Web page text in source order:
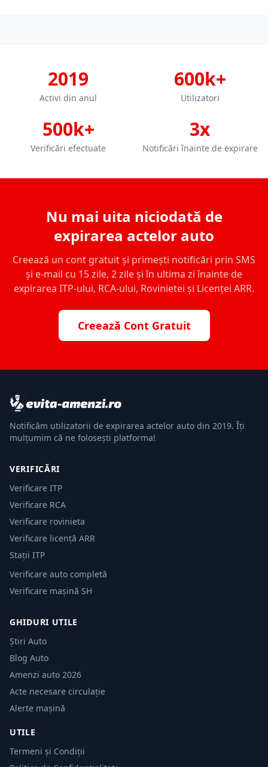
2019
Activi din anul
600k+
Utilizatori
500k+
Verificări efectuate
3x
Notificări înainte de expirare
Nu mai uita niciodată de
expirarea actelor auto
Creează un cont gratuit și primești notificări prin SMS
și e-mail cu 15 zile, 2 zile și în ultima zi înainte de
expirarea ITP-ului, RCA-ului, Rovinietei și Licenței ARR.
Creează Cont Gratuit
Notificăm utilizatorii de expirarea actelor auto din 2019. Îți
mulțumim că ne folosești platforma!
VERIFICĂRI
Verificare ITP
Verificare RCA
Verificare rovinieta
Verificare licență ARR
Stații ITP
Verificare auto completă
Verificare mașină SH
GHIDURI UTILE
Știri Auto
Blog Auto
Amenzi auto 2026
Acte necesare circulație
Alerte mașină
UTILE
Termeni și Condiții